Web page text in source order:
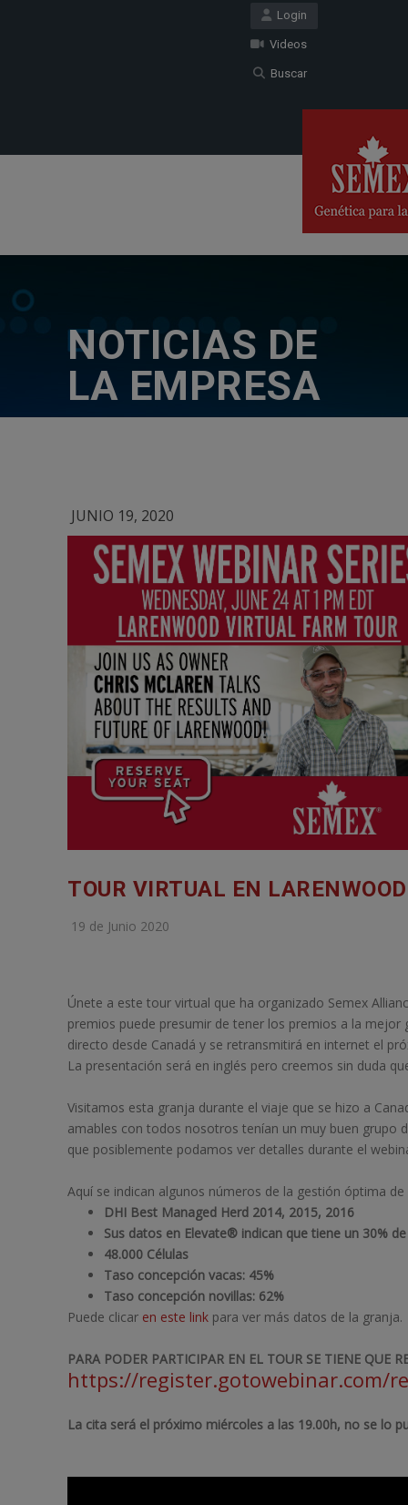
Login
Videos
Buscar
NOTICIAS DE
LA EMPRESA
JUNIO 19, 2020
TOUR VIRTUAL EN
19 de Junio 2020
Únete a este tour virtual que ha organizado Semex
premios puede presumir de tener los premios a la mejor
directo desde Canadá y se retransmitirá en internet el
La presentación será en inglés pero creemos sin duda
Visitamos esta granja durante el viaje que se hizo a
amables con todos nosotros tenían un muy buen grupo
que posiblemente podamos ver detalles durante el
Aquí se indican algunos números de la gestión óptima
DHI Best Managed Herd 2014, 2015, 2016
Sus datos en Elevate® indican que tiene un 30%
48.000 Células
Taso concepción vacas: 45%
Taso concepción novillas: 62%
Puede clicar en este link para ver más datos de la granja.
PARA PODER PARTICIPAR EN EL TOUR SE TIENE QUE
https://register.gotowebinar.com/
La cita será el próximo miércoles a las 19.00h, no se lo